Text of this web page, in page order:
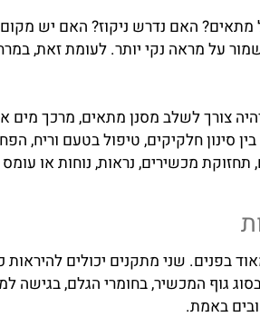
נדרש ניקוז? האם יש מקום
נקי יותר. לעומת זאת, במרחבים
לשלב מסנן מתאים, מרכך מים או
חלקיקים, טיפול בטעם וריח,
שני מתקנים יכולים להיראות
גוף המכשיר, בחומרי הגלם, בגישה